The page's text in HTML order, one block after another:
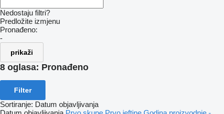
Nedostaju filtri?
Predložite izmjenu
Pronađeno:
-
prikaži
8 oglasa: Pronađeno
Filter
Sortiranje: Datum objavljivanja